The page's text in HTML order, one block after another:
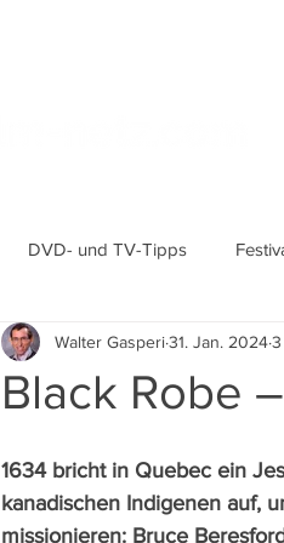
DVD- und TV-Tipps
Black Robe
Walter Gasperi31. Jan. 2024
1634 bricht in Quebec ein
kanadischen Indigenen auf,
missionieren: Bruce